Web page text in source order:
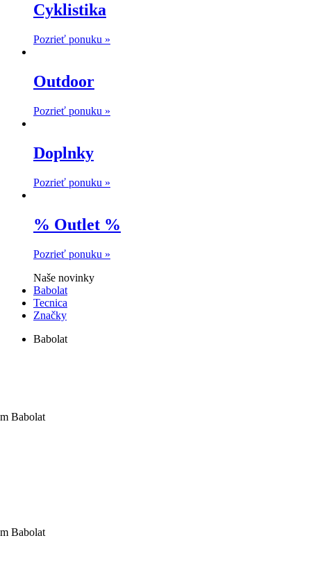
Cyklistika
Pozrieť ponuku »
Outdoor
Pozrieť ponuku »
Doplnky
Pozrieť ponuku »
% Outlet %
Pozrieť ponuku »
Naše novinky
Babolat
Tecnica
Značky
Babolat
Babolat
Babolat